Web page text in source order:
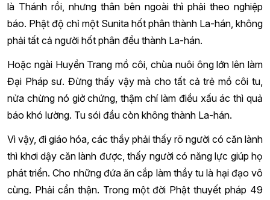
là Thánh rồi, nhưng thân bên ngoài thì phải theo nghiệp
báo. Phật độ chỉ một Sunita hốt phân thành La-hán, không
phải tất cả người hốt phân đều thành La-hán.
Hoặc ngài Huyền Trang mồ côi, chùa nuôi ông lớn lên làm
Đại Pháp sư. Đừng thấy vậy mà cho tất cả trẻ mồ côi tu,
nửa chừng nó giở chứng, thậm chí làm điều xấu ác thì quả
báo khó lường. Tu sói đầu còn không thành La-hán.
Vì vậy, đi giáo hóa, các thầy phải thấy rõ người có căn lành
thì khơi dậy căn lành được, thấy người có năng lực giúp họ
phát triển. Cho những đứa ăn cắp làm thầy tu là hại đạo vô
cùng. Phải cẩn thận. Trong một đời Phật thuyết pháp 49